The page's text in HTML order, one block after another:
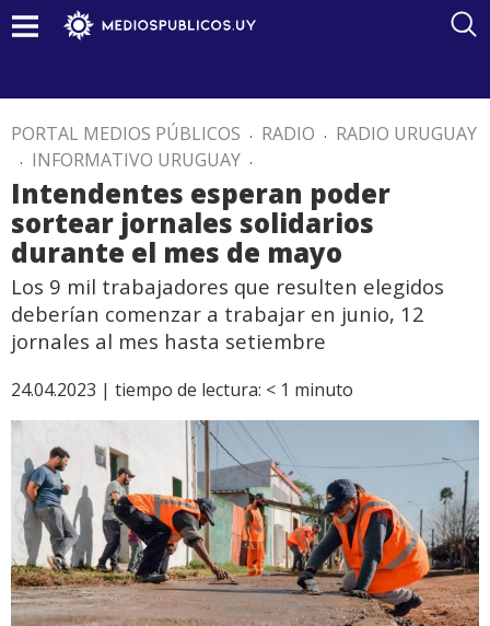
PORTAL MEDIOS PÚBLICOS . RADIO . RADIO URUGUAY
. INFORMATIVO URUGUAY .
Intendentes esperan poder
sortear jornales solidarios
durante el mes de mayo
Los 9 mil trabajadores que resulten elegidos
deberían comenzar a trabajar en junio, 12
jornales al mes hasta setiembre
24.04.2023 | tiempo de lectura: < 1 minuto